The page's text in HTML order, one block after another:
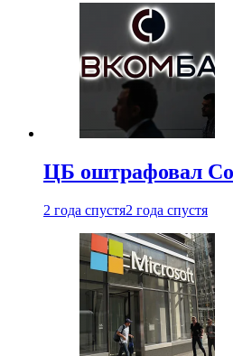
ЦБ оштрафовал
2 года спустя2 года спустя